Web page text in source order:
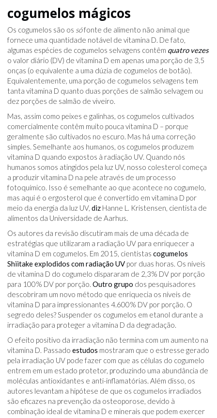
cogumelos mágicos
Os cogumelos são os sófonte de alimento não animal que
fornece uma quantidade notável de vitamina D. De fato,
algumas espécies de cogumelos selvagens contêm quatro vezes
o valor diário (DV) de vitamina D em apenas uma porção de 3,5
onças (o equivalente a uma dúzia de cogumelos de botão).
Equivalentemente, uma porção de cogumelos selvagens tem
tanta vitamina D quanto duas porções de salmão selvagem ou
dez porções de salmão de viveiro.
Mas, assim como peixes e galinhas, os cogumelos cultivados
comercialmente contêm muito pouca vitamina D – porque
geralmente são cultivados no escuro. Mas há uma correção
simples. Semelhante aos humanos, os cogumelos produzem
vitamina D quando expostos à radiação UV. Quando nós
humanos somos atingidos pela luz UV, nosso colesterol começa
a produzir vitamina D na pele através de um processo
fotoquímico. Isso é semelhante ao que acontece no cogumelo,
mas aqui é o ergosterol que é convertido em vitamina D por
meio da energia da luz UV, diz Hanne L. Kristensen, cientista de
alimentos da Universidade de Aarhus.
Os autores da revisão discutiram mais de uma década de
estratégias que utilizaram a radiação UV para enriquecer a
vitamina D em cogumelos. Em 2015, cientistas cogumelos
Shiitake explodidos com radiação UV por duas horas. Os níveis
de vitamina D do cogumelo dispararam de 2,3% DV por porção
para 100% DV por porção. Outro grupo dos pesquisadores
descobriram um novo método que enriquecia os níveis de
vitamina D para impressionantes 4.600% DV por porção. O
segredo deles? Suspender os cogumelos em etanol durante a
irradiação para proteger a vitamina D da degradação.
O efeito positivo da irradiação não termina com um aumento na
vitamina D. Passado estudos mostraram que o estresse gerado
pela irradiação UV pode fazer com que as células do cogumelo
entrem em um estado protetor, produzindo uma abundância de
moléculas antioxidantes e anti-inflamatórias. Além disso, os
autores levantam a hipótese de que os cogumelos irradiados
são eficazes na prevenção da osteoporose, devido à
combinação ideal de vitamina D e minerais que podem exercer